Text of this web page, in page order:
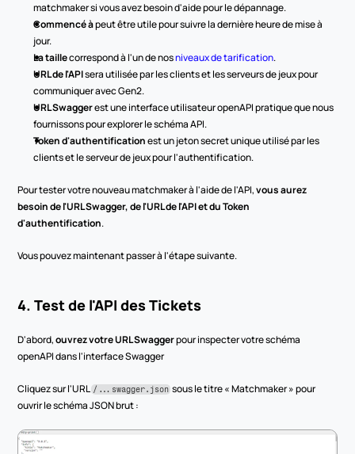
matchmaker si vous avez besoin d'aide pour le dépannage.
Commencé à peut être utile pour suivre la dernière heure de mise à
jour.
La taille correspond à l'un de nos niveaux de tarification.
URL de l'API sera utilisée par les clients et les serveurs de jeux pour
communiquer avec Gen2.
URL Swagger est une interface utilisateur openAPI pratique que nous
fournissons pour explorer le schéma API.
Token d'authentification est un jeton secret unique utilisé par les
clients et le serveur de jeux pour l'authentification.
Pour tester votre nouveau matchmaker à l'aide de l'API, vous aurez
besoin de l'URL Swagger, de l'URL de l'API et du Token
d'authentification.
Vous pouvez maintenant passer à l'étape suivante.
4. Test de l'API des Tickets
D'abord, ouvrez votre URL Swagger pour inspecter votre schéma
openAPI dans l'interface Swagger
Cliquez sur l'URL /...swagger.json sous le titre « Matchmaker » pour
ouvrir le schéma JSON brut :